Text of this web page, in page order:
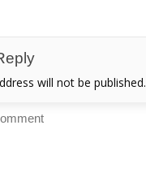
will not be published.